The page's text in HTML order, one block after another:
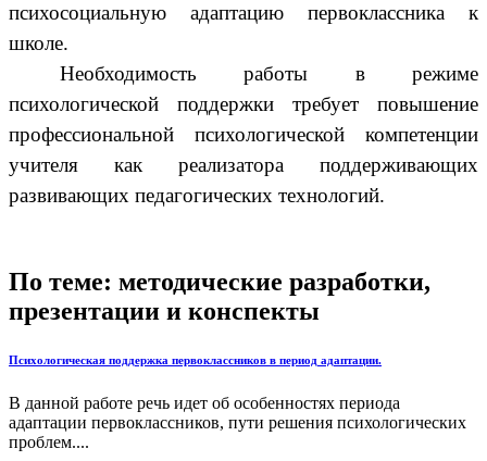
психосоциальную адаптацию первоклассника к
школе.
Необходимость работы в режиме
психологической поддержки требует повышение
профессиональной психологической компетенции
учителя как реализатора поддерживающих
развивающих педагогических технологий.
По теме: методические разработки,
презентации и конспекты
Психологическая поддержка первоклассников в период адаптации.
В данной работе речь идет об особенностях периода
адаптации первоклассников, пути решения психологических
проблем....